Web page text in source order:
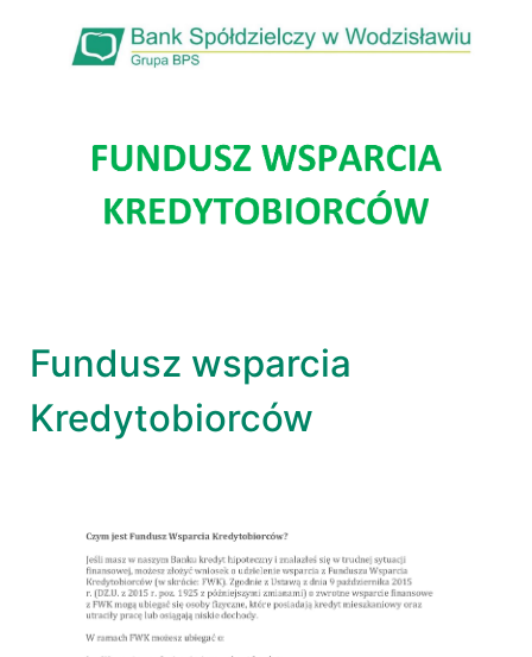
Fundusz wsparcia
Kredytobiorców